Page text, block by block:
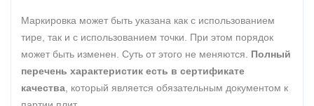
Маркировка может быть указана как с использованием
тире, так и с использованием точки. При этом порядок
может быть изменен. Суть от этого не меняются. Полный
перечень характеристик есть в сертификате
качества , который является обязательным документом к